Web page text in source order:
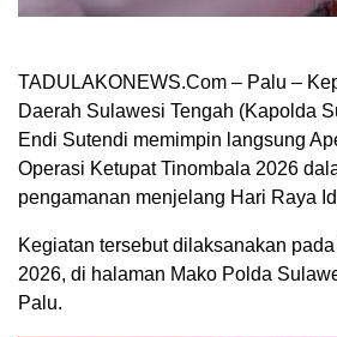
TADULAKONEWS.Com – Palu –
Daerah Sulawesi Tengah (Kapolda
Endi Sutendi memimpin langsung
Operasi Ketupat Tinombala 2026
pengamanan menjelang Hari Raya
Kegiatan tersebut dilaksanakan
2026, di halaman Mako Polda
Palu.